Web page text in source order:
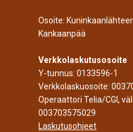
Osoite:
Kankaanpää
Verkkolaskutusosoite
Y-tunnus: 0133596-1
Verkkolaskuosoite:
Operaattori Telia/CGI,
003703575029
Laskutusohjeet